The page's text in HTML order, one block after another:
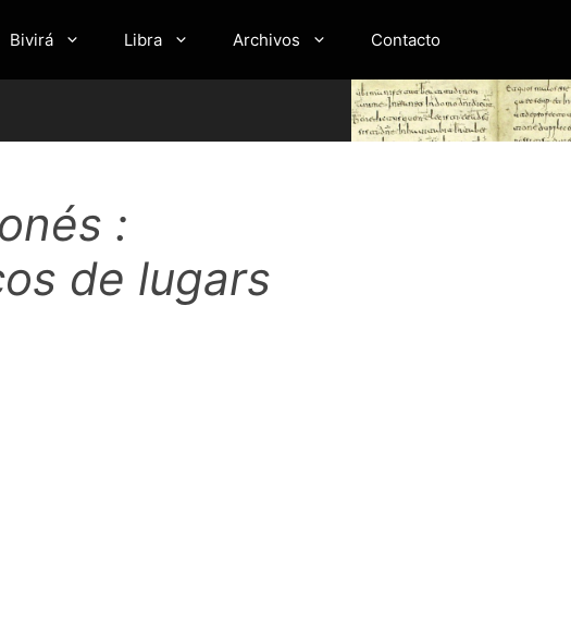
Bivirá Libra Archivos Contacto
:
de lugars